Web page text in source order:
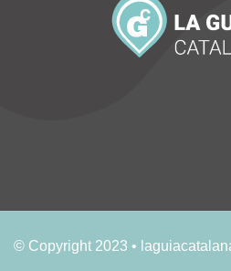
© Copyright 2023 •